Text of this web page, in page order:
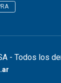
- Todos los